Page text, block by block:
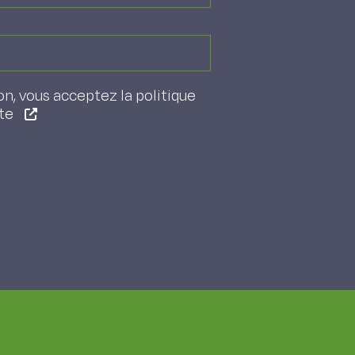
vous acceptez la politique